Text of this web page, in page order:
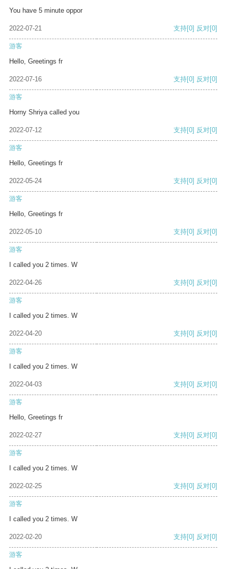
You have 5 minute oppor
2022-07-21 支持[0] 反对[0]
游客
Hello, Greetings fr
2022-07-16 支持[0] 反对[0]
游客
Horny Shriya called you
2022-07-12 支持[0] 反对[0]
游客
Hello, Greetings fr
2022-05-24 支持[0] 反对[0]
游客
Hello, Greetings fr
2022-05-10 支持[0] 反对[0]
游客
I called you 2 times. W
2022-04-26 支持[0] 反对[0]
游客
I called you 2 times. W
2022-04-20 支持[0] 反对[0]
游客
I called you 2 times. W
2022-04-03 支持[0] 反对[0]
游客
Hello, Greetings fr
2022-02-27 支持[0] 反对[0]
游客
I called you 2 times. W
2022-02-25 支持[0] 反对[0]
游客
I called you 2 times. W
2022-02-20 支持[0] 反对[0]
游客